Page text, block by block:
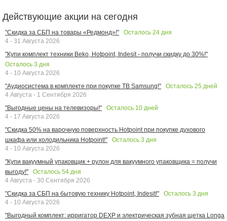
Действующие акции на сегодня
"Скидка за СБП на товары «Редмонд»!" Осталось 24 дня
4 - 31 Августа 2026
"Купи комплект техники Beko, Hotpoint, Indesit - получи скидку до 30%!"
Осталось 3 дня
4 - 10 Августа 2026
"Аудиосистема в комплекте при покупке ТВ Samsung!"
Осталось 25 дней
4 Августа - 1 Сентября 2026
"Выгодные цены на телевизоры!"
Осталось 10 дней
4 - 17 Августа 2026
"Скидка 50% на варочную поверхность Hotpoint при покупке духового
шкафа или холодильника Hotpoint!"
Осталось 3 дня
4 - 10 Августа 2026
"Купи вакуумный упаковщик + рулон для вакуумного упаковщика = получи
выгоду!"
Осталось 54 дня
4 Августа - 30 Сентября 2026
"Скидка за СБП на бытовую технику Hotpoint, Indesit!"
Осталось 3 дня
4 - 10 Августа 2026
"Выгодный комплект: ирригатор DEXP и электрическая зубная щетка Longa